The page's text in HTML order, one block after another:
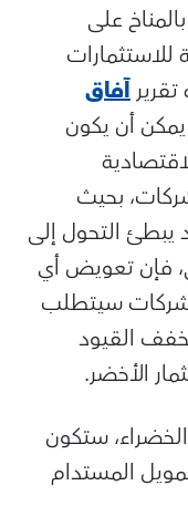
على
آفاق
يمكن أن يكون
بحيث
يبطئ التحول إلى
فإن تعويض أي
سيتطلب
القيود
الأخضر.
الخضراء، ستكون
المستدام